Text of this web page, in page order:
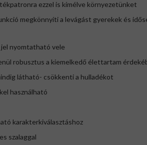
ezzel is kímélve környezetünket
megkönnyíti a levágást gyerekek és
nyomtatható vele
robusztus a kiemelkedő élettartam
látható- csökkenti a hulladékot
használható
karakterkiválasztáshoz
szalaggal